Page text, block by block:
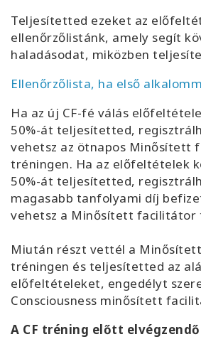
Teljesítetted ezeket az
ellenőrzőlistánk, amely segít
haladásodat, miközben
Ellenőrzőlista, ha első
Ha az új CF-fé válás
50%-át teljesítetted,
vehetsz az ötnapos Minősített
tréningen. Ha az előfeltételek
50%-át teljesítetted,
magasabb tanfolyami díj
vehetsz a Minősített facilitátor
Miután részt vettél a
tréningen és teljesítetted az
előfeltételeket, engedélyt
Consciousness minősített
A CF tréning előtt